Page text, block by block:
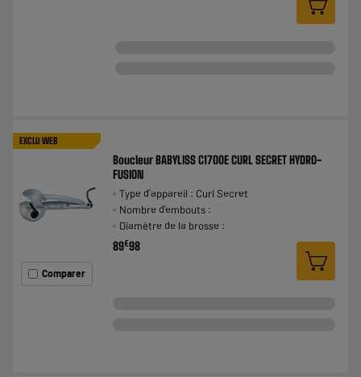
EXCLU WEB
Comparer
Boucleur BABYLISS C1700E CURL SECRET HYDRO-
FUSION
Type d'appareil : Curl Secret
Nombre d'embouts :
Diamètre de la brosse :
89€98